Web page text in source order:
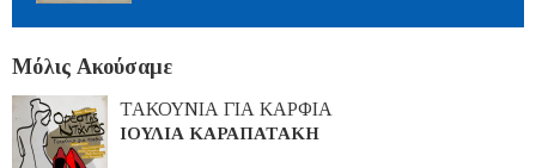
Μόλις Ακούσαμε
ΤΑΚΟΥΝΙΑ ΓΙΑ ΚΑΡΦΙΑ
ΙΟΥΛΙΑ ΚΑΡΑΠΑΤΑΚΗ